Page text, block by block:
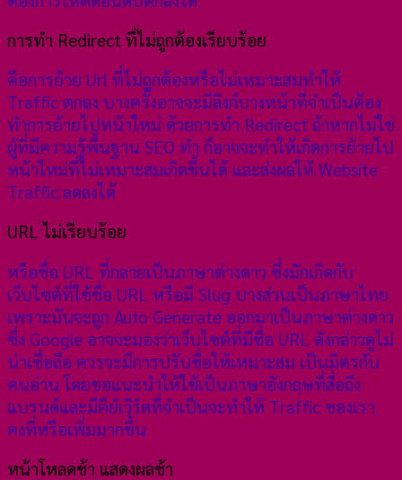
การทำ Redirect ที่ไม่ถูกต้องเรียบร้อย
คือการย้าย Url ที่ไม่ถูกต้องหรือไม่เหมาะสมทำให้
Traffic ตกลง บางครั้งอาจจะมีลิงก์บางหน้าที่จำเป็นต้อง
ทำการย้ายไปหน้าใหม่ ด้วยการทำ Redirect ถ้าหากไม่ใช่
ผู้ที่มีความรู้พื้นฐาน SEO ทำ ก็อาจจะทำให้เกิดการย้ายไป
หน้าใหม่ที่ไม่เหมาะสมเกิดขึ้นได้ และส่งผลให้ Website
Traffic ลดลงได้
URL ไม่เรียบร้อย
หรือชื่อ URL ที่กลายเป็นภาษาต่างดาว ซึ่งมักเกิดกับ
เว็บไซต์ที่ใช้ชื่อ URL หรือมี Slug บางส่วนเป็นภาษาไทย
เพราะมันจะถูก Auto Generate ออกมาเป็นภาษาต่างดาว
ซึ่ง Google อาจจะมองว่าเว็บไซต์ที่มีชื่อ URL ดังกล่าวดูไม่
น่าเชื่อถือ ควรจะมีการปรับชื่อให้เหมาะสม เป็นมิตรกับ
คนอ่าน โดยขอแนะนำให้ใช้เป็นภาษาอังกฤษที่สื่อถึง
แบรนด์และมีคีย์เวิร์ดที่จำเป็นจะทำให้ Traffic ของเรา
คงที่หรือเพิ่มมากขึ้น
หน้าโหลดช้า แสดงผลช้า